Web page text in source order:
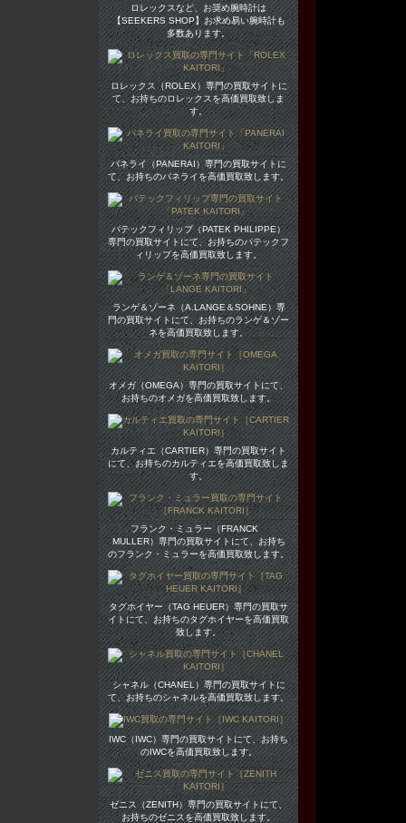
ロレックスなど、お奨め腕時計は
【SEEKERS SHOP】お求め易い腕時計も
多数あります。
ロレックス（ROLEX）専門の買取サイトに
て、お持ちのロレックスを高価買取致しま
す。
パネライ（PANERAI）専門の買取サイトに
て、お持ちのパネライを高価買取致します。
パテックフィリップ（PATEK PHILIPPE）
専門の買取サイトにて、お持ちのパテックフ
ィリップを高価買取致します。
ランゲ＆ゾーネ（A.LANGE＆SOHNE）専
門の買取サイトにて、お持ちのランゲ＆ゾー
ネを高価買取致します。
オメガ（OMEGA）専門の買取サイトにて、
お持ちのオメガを高価買取致します。
カルティエ（CARTIER）専門の買取サイト
にて、お持ちのカルティエを高価買取致しま
す。
フランク・ミュラー（FRANCK
MULLER）専門の買取サイトにて、お持ち
のフランク・ミュラーを高価買取致します。
タグホイヤー（TAG HEUER）専門の買取サ
イトにて、お持ちのタグホイヤーを高価買取
致します。
シャネル（CHANEL）専門の買取サイトに
て、お持ちのシャネルを高価買取致します。
IWC（IWC）専門の買取サイトにて、お持ち
のIWCを高価買取致します。
ゼニス（ZENITH）専門の買取サイトにて、
お持ちのゼニスを高価買取致します。